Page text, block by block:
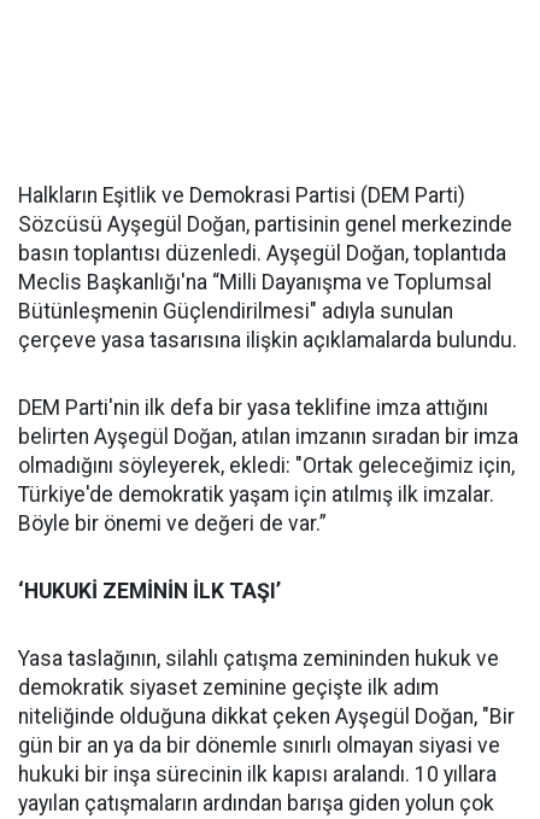
Halkların Eşitlik ve Demokrasi Partisi (DEM Parti)
Sözcüsü Ayşegül Doğan, partisinin genel merkezinde
basın toplantısı düzenledi. Ayşegül Doğan, toplantıda
Meclis Başkanlığı'na “Milli Dayanışma ve Toplumsal
Bütünleşmenin Güçlendirilmesi" adıyla sunulan
çerçeve yasa tasarısına ilişkin açıklamalarda bulundu.
DEM Parti'nin ilk defa bir yasa teklifine imza attığını
belirten Ayşegül Doğan, atılan imzanın sıradan bir imza
olmadığını söyleyerek, ekledi: "Ortak geleceğimiz için,
Türkiye'de demokratik yaşam için atılmış ilk imzalar.
Böyle bir önemi ve değeri de var.”
‘HUKUKİ ZEMİNİN İLK TAŞI’
Yasa taslağının, silahlı çatışma zemininden hukuk ve
demokratik siyaset zeminine geçişte ilk adım
niteliğinde olduğuna dikkat çeken Ayşegül Doğan, "Bir
gün bir an ya da bir dönemle sınırlı olmayan siyasi ve
hukuki bir inşa sürecinin ilk kapısı aralandı. 10 yıllara
yayılan çatışmaların ardından barışa giden yolun çok